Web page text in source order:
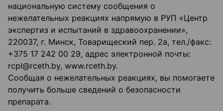
национальную систему сообщения о
нежелательных реакциях напрямую в РУП «Центр
экспертиз и испытаний в здравоохранении»,
220037, г. Минск, Товарищеский пер. 2а, тел./факс:
+375 17 242 00 29, адрес электронной почты:
rcpl@rceth.by, www.rceth.by.
Сообщая о нежелательных реакциях, вы помогаете
получить больше сведений о безопасности
препарата.